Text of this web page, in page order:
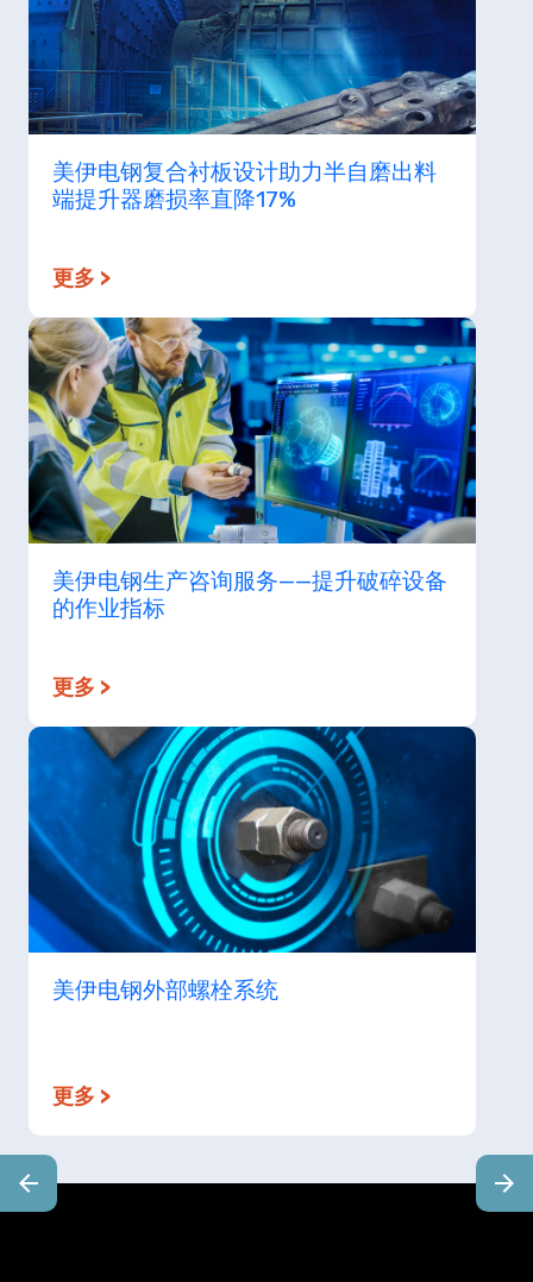
美伊电钢复合衬板设计助力半自磨出料
端提升器磨损率直降17%
更多 >
美伊电钢生产咨询服务——提升破碎设备
的作业指标
更多 >
美伊电钢外部螺栓系统
更多 >